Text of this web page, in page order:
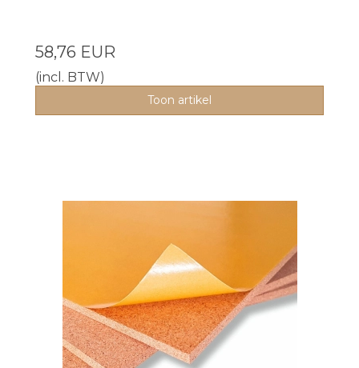
58,76 EUR
(incl. BTW)
Toon artikel